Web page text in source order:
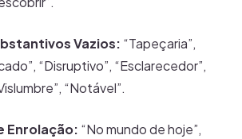
Vazios: “Tapeçaria”,
“Disruptivo”, “Esclarecedor”,
“Notável”.
Enrolação: “No mundo de hoje”,